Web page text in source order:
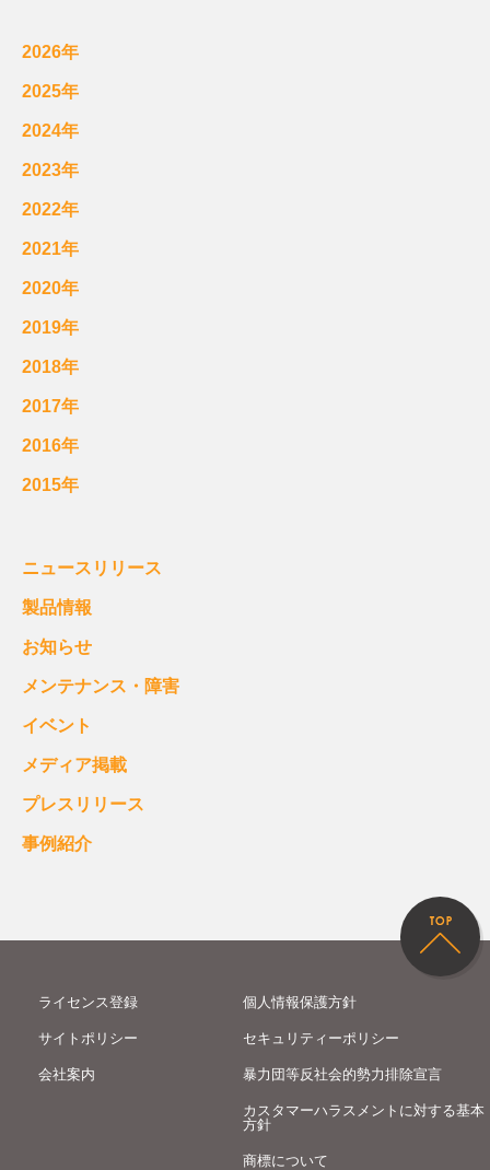
2026年
2025年
2024年
2023年
2022年
2021年
2020年
2019年
2018年
2017年
2016年
2015年
ニュースリリース
製品情報
お知らせ
メンテナンス・障害
イベント
メディア掲載
プレスリリース
事例紹介
ライセンス登録
サイトポリシー
会社案内
個人情報保護方針
セキュリティーポリシー
暴力団等反社会的勢力排除宣言
カスタマーハラスメントに対する基本
方針
商標について